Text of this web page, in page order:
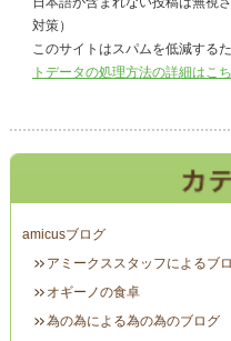
対策）
このサイトはスパムを低減する
トデータの処理方法の詳細はこ
amicusブログ
アミークススタッフによるブ
オギーノの食卓
為の為による為の為のブログ